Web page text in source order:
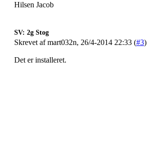
Hilsen Jacob
SV: 2g Stog
Skrevet af mart032n, 26/4-2014 22:33 (#3)
Det er installeret.